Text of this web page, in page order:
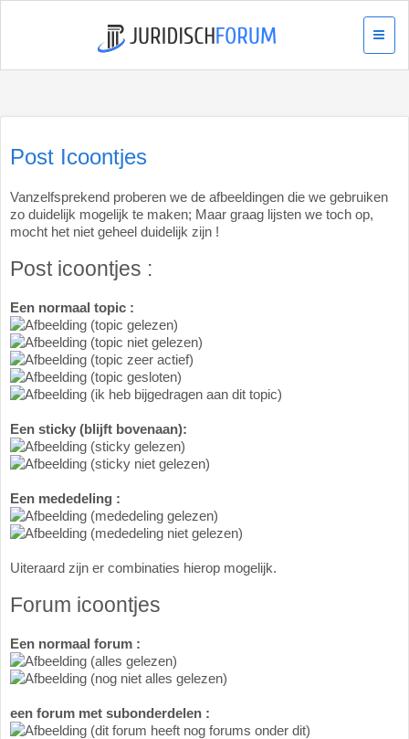
Post Icoontjes
Vanzelfsprekend proberen we de afbeeldingen die we gebruiken
zo duidelijk mogelijk te maken; Maar graag lijsten we toch op,
mocht het niet geheel duidelijk zijn !
Post icoontjes :
Een normaal topic :
(topic gelezen)
(topic niet gelezen)
(topic zeer actief)
(topic gesloten)
(ik heb bijgedragen aan dit topic)
Een sticky (blijft bovenaan):
(sticky gelezen)
(sticky niet gelezen)
Een mededeling :
(mededeling gelezen)
(mededeling niet gelezen)
Uiteraard zijn er combinaties hierop mogelijk.
Forum icoontjes
Een normaal forum :
(alles gelezen)
(nog niet alles gelezen)
een forum met subonderdelen :
(dit forum heeft nog forums onder dit)